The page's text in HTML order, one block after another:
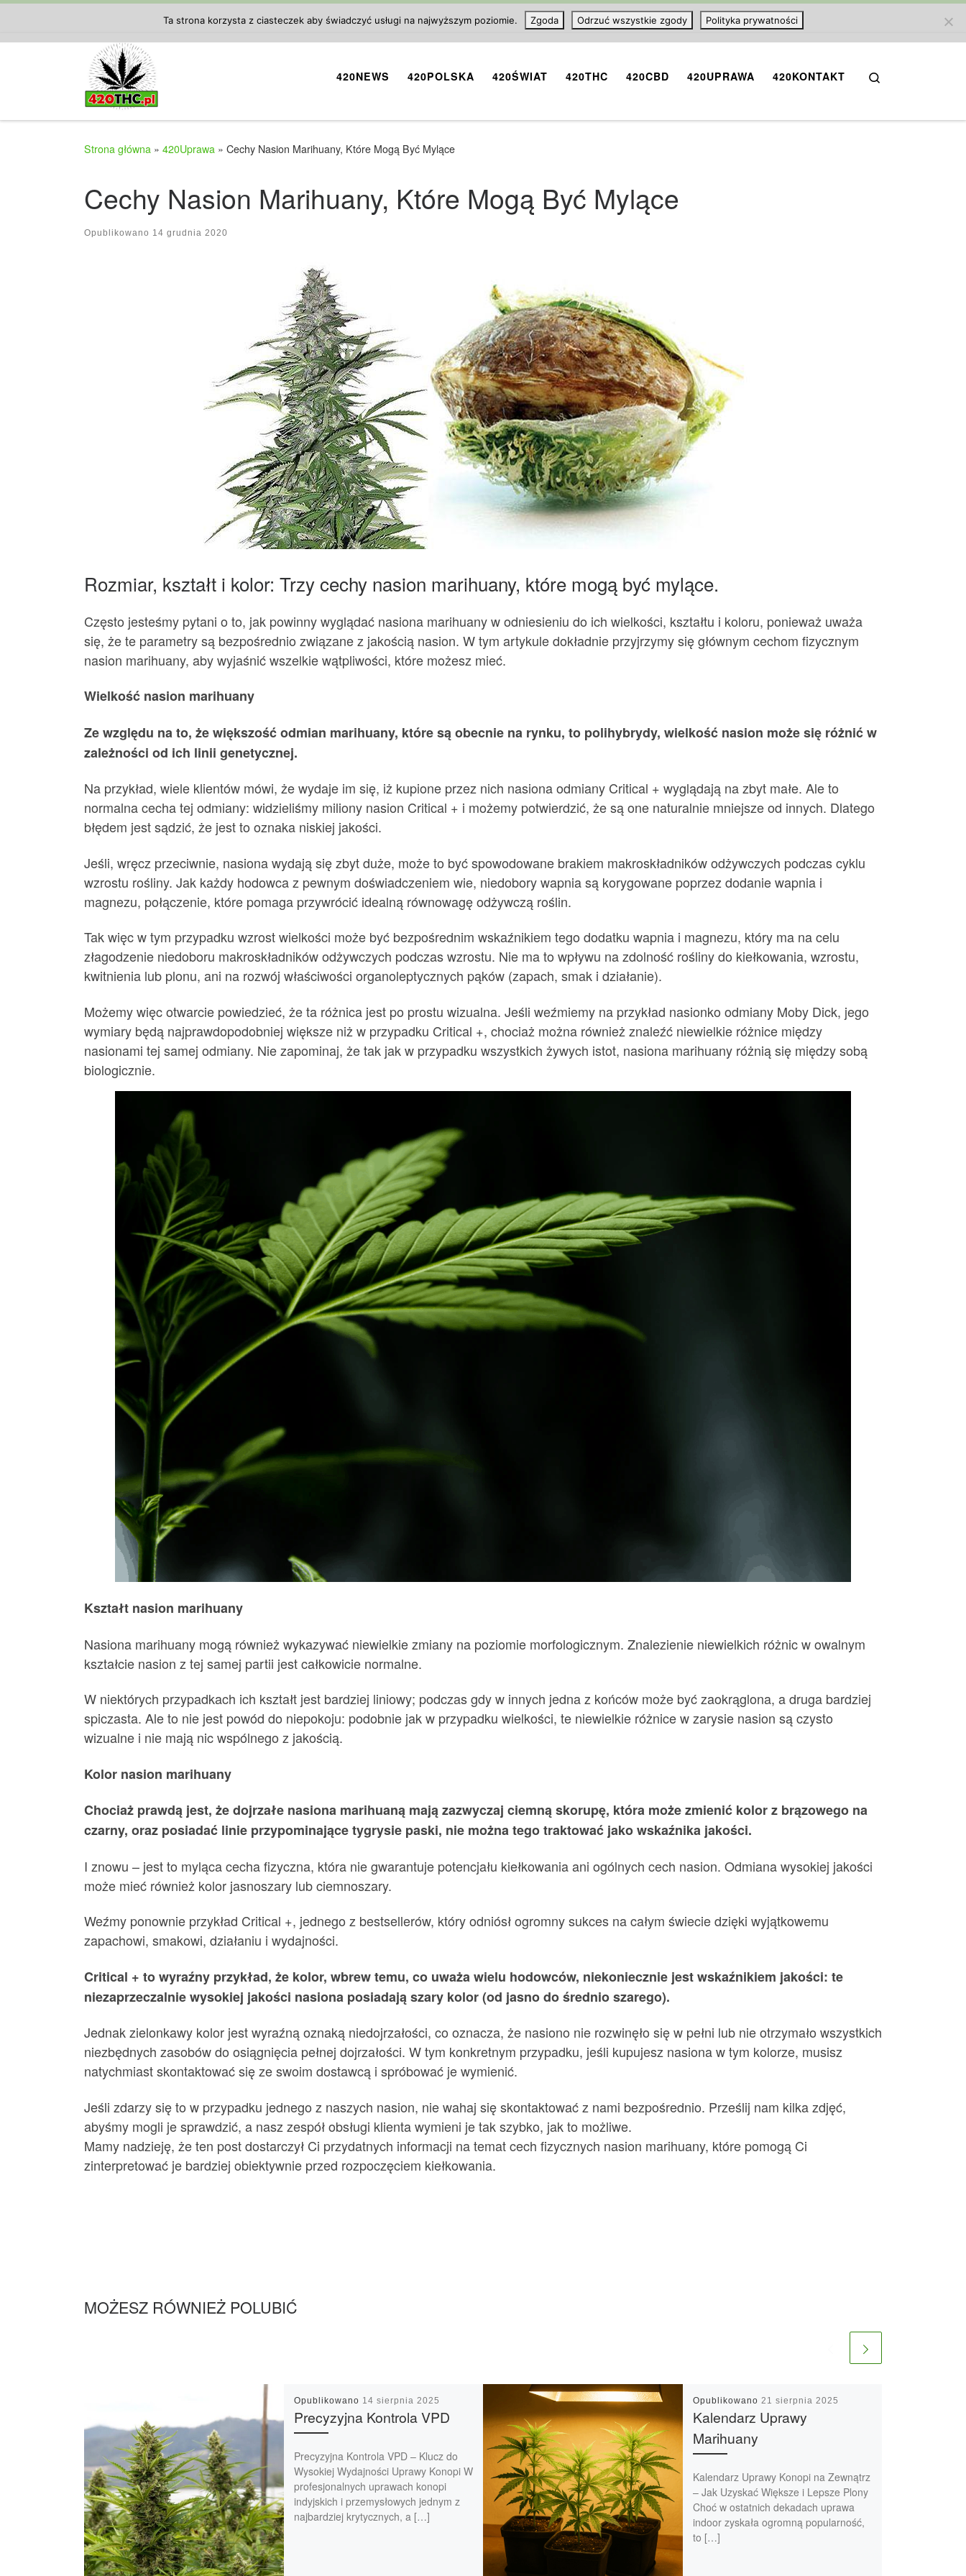
420NEWS 420POLSKA 420ŚWIAT 420THC 420CBD 420UPRAWA 420KONTAKT
Strona główna » 420Uprawa » Cechy Nasion Marihuany, Które Mogą Być Mylące
Cechy Nasion Marihuany, Które Mogą Być Mylące
Opublikowano 14 grudnia 2020
Rozmiar, kształt i kolor: Trzy cechy nasion marihuany, które mogą być mylące.
Często jesteśmy pytani o to, jak powinny wyglądać nasiona marihuany w odniesieniu do ich wielkości, kształtu i koloru, ponieważ uważa
się, że te parametry są bezpośrednio związane z jakością nasion. W tym artykule dokładnie przyjrzymy się głównym cechom fizycznym
nasion marihuany, aby wyjaśnić wszelkie wątpliwości, które możesz mieć.
Wielkość nasion marihuany
Ze względu na to, że większość odmian marihuany, które są obecnie na rynku, to polihybrydy, wielkość nasion może się różnić w
zależności od ich linii genetycznej.
Na przykład, wiele klientów mówi, że wydaje im się, iż kupione przez nich nasiona odmiany Critical + wyglądają na zbyt małe. Ale to
normalna cecha tej odmiany: widzieliśmy miliony nasion Critical + i możemy potwierdzić, że są one naturalnie mniejsze od innych. Dlatego
błędem jest sądzić, że jest to oznaka niskiej jakości.
Jeśli, wręcz przeciwnie, nasiona wydają się zbyt duże, może to być spowodowane brakiem makroskładników odżywczych podczas cyklu
wzrostu rośliny. Jak każdy hodowca z pewnym doświadczeniem wie, niedobory wapnia są korygowane poprzez dodanie wapnia i
magnezu, połączenie, które pomaga przywrócić idealną równowagę odżywczą roślin.
Tak więc w tym przypadku wzrost wielkości może być bezpośrednim wskaźnikiem tego dodatku wapnia i magnezu, który ma na celu
złagodzenie niedoboru makroskładników odżywczych podczas wzrostu. Nie ma to wpływu na zdolność rośliny do kiełkowania, wzrostu,
kwitnienia lub plonu, ani na rozwój właściwości organoleptycznych pąków (zapach, smak i działanie).
Możemy więc otwarcie powiedzieć, że ta różnica jest po prostu wizualna. Jeśli weźmiemy na przykład nasionko odmiany Moby Dick, jego
wymiary będą najprawdopodobniej większe niż w przypadku Critical +, chociaż można również znaleźć niewielkie różnice między
nasionami tej samej odmiany. Nie zapominaj, że tak jak w przypadku wszystkich żywych istot, nasiona marihuany różnią się między sobą
biologicznie.
Kształt nasion marihuany
Nasiona marihuany mogą również wykazywać niewielkie zmiany na poziomie morfologicznym. Znalezienie niewielkich różnic w owalnym
kształcie nasion z tej samej partii jest całkowicie normalne.
W niektórych przypadkach ich kształt jest bardziej liniowy; podczas gdy w innych jedna z końców może być zaokrąglona, ​​a druga bardziej
spiczasta. Ale to nie jest powód do niepokoju: podobnie jak w przypadku wielkości, te niewielkie różnice w zarysie nasion są czysto
wizualne i nie mają nic wspólnego z jakością.
Kolor nasion marihuany
Chociaż prawdą jest, że dojrzałe nasiona marihuaną mają zazwyczaj ciemną skorupę, która może zmienić kolor z brązowego na
czarny, oraz posiadać linie przypominające tygrysie paski, nie można tego traktować jako wskaźnika jakości.
I znowu – jest to myląca cecha fizyczna, która nie gwarantuje potencjału kiełkowania ani ogólnych cech nasion. Odmiana wysokiej jakości
może mieć również kolor jasnoszary lub ciemnoszary.
Weźmy ponownie przykład Critical +, jednego z bestsellerów, który odniósł ogromny sukces na całym świecie dzięki wyjątkowemu
zapachowi, smakowi, działaniu i wydajności.
Critical + to wyraźny przykład, że kolor, wbrew temu, co uważa wielu hodowców, niekoniecznie jest wskaźnikiem jakości: te
niezaprzeczalnie wysokiej jakości nasiona posiadają szary kolor (od jasno do średnio szarego).
Jednak zielonkawy kolor jest wyraźną oznaką niedojrzałości, co oznacza, że nasiono nie rozwinęło się w pełni lub nie otrzymało wszystkich
niezbędnych zasobów do osiągnięcia pełnej dojrzałości. W tym konkretnym przypadku, jeśli kupujesz nasiona w tym kolorze, musisz
natychmiast skontaktować się ze swoim dostawcą i spróbować je wymienić.
Jeśli zdarzy się to w przypadku jednego z naszych nasion, nie wahaj się skontaktować z nami bezpośrednio. Prześlij nam kilka zdjęć,
abyśmy mogli je sprawdzić, a nasz zespół obsługi klienta wymieni je tak szybko, jak to możliwe.
Mamy nadzieję, że ten post dostarczył Ci przydatnych informacji na temat cech fizycznych nasion marihuany, które pomogą Ci
zinterpretować je bardziej obiektywnie przed rozpoczęciem kiełkowania.
MOŻESZ RÓWNIEŻ POLUBIĆ
Opublikowano 14 sierpnia 2025
Precyzyjna Kontrola VPD
Precyzyjna Kontrola VPD – Klucz do
Wysokiej Wydajności Uprawy Konopi W
profesjonalnych uprawach konopi
indyjskich i przemysłowych jednym z
najbardziej krytycznych, a […]
Opublikowano 21 sierpnia 2025
Kalendarz Uprawy
Marihuany
Kalendarz Uprawy Konopi na Zewnątrz
– Jak Uzyskać Większe i Lepsze Plony
Choć w ostatnich dekadach uprawa
indoor zyskała ogromną popularność,
to […]
Ta strona korzysta z ciasteczek aby świadczyć usługi na najwyższym poziomie. Zgoda Odrzuć wszystkie zgody Polityka prywatności